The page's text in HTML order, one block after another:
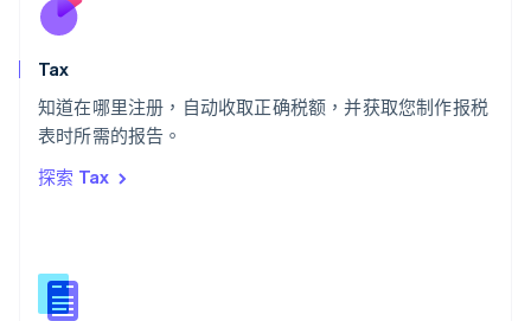
Tax
知道在哪里注册，自动收取正确税额，并获取您制作报税
表时所需的报告。
探索 Tax
斯洛伐克
泰国
ไทยEnglish
English
English
新西兰